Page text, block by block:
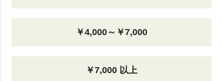
￥4,000～￥7,000
￥7,000 以上